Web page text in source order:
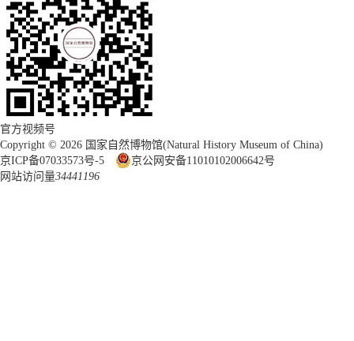
官方视频号
Copyright © 2026 国家自然博物馆(Natural History Museum of China)
京ICP备07033573号-5
京公网安备11010102006642号
网站访问量34441196